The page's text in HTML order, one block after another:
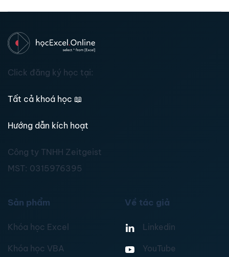
Click đăng ký học tại:
Tất cả khoá học 📖
Hướng dẫn kích hoạt
Công ty TNHH Zeitgeist
MST: 0315976395
Sản phẩm
Khóa học Excel
Khóa học VBA
Về tác giả
Linkedin
YouTube